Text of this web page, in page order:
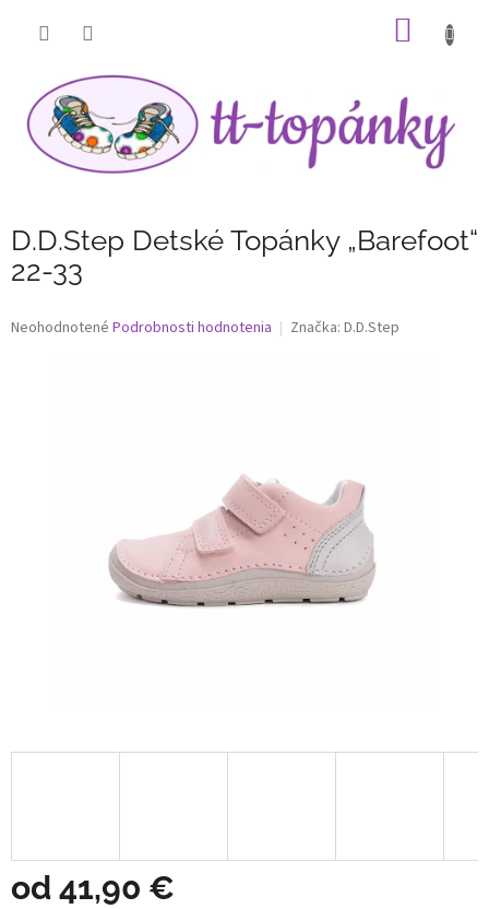
D.D.Step Detské Topánky „Barefoot“
22-33
Priemerné
Neohodnotené Podrobnosti hodnotenia Značka: D.D.Step
od 41,90 €